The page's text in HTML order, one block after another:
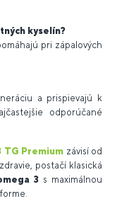
kyselín?
pri zápalových
a prispievajú k
odporúčané
TG Premium závisí od
postačí klasická
3 s maximálnou